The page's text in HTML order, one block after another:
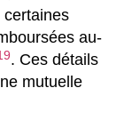
certaines
au-
. Ces détails
mutuelle